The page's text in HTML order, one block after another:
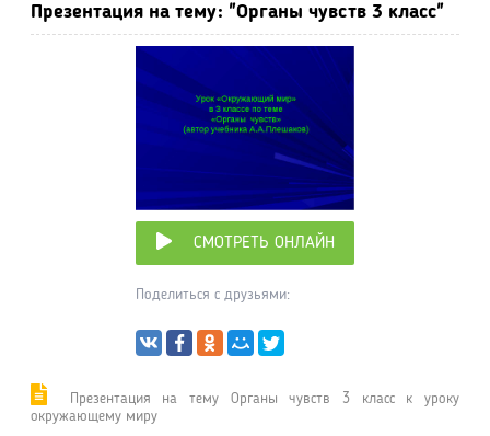
Презентация на тему: "Органы чувств 3 класс"
СМОТРЕТЬ ОНЛАЙН
Поделиться с друзьями:
Презентация на тему Органы чувств 3 класс к уроку
окружающему миру